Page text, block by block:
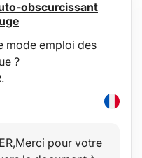
obscurcissant
mode emploi des
?
pour votre